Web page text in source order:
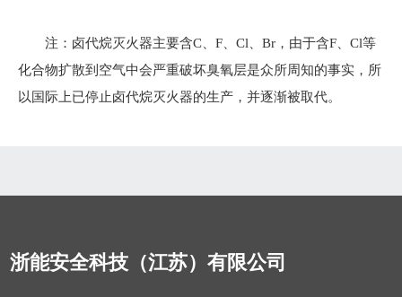
注：卤代烷灭火器主要含C、F、Cl、Br，由于含F、Cl等
化合物扩散到空气中会严重破坏臭氧层是众所周知的事实，所
以国际上已停止卤代烷灭火器的生产，并逐渐被取代。
浙能安全科技（江苏）有限公司